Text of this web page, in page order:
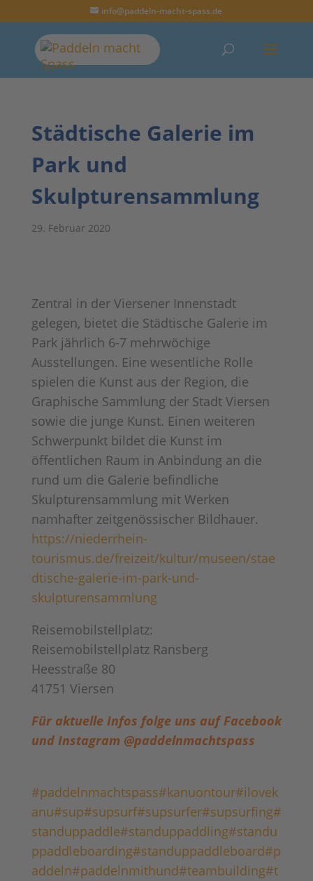
info@paddeln-macht-spass.de
Städtische Galerie im
Park und
Skulpturensammlung
29. Februar 2020
Zentral in der Viersener Innenstadt
gelegen, bietet die Städtische Galerie im
Park jährlich 6-7 mehrwöchige
Ausstellungen. Eine wesentliche Rolle
spielen die Kunst aus der Region, die
Graphische Sammlung der Stadt Viersen
sowie die junge Kunst. Einen weiteren
Schwerpunkt bildet die Kunst im
öffentlichen Raum in Anbindung an die
rund um die Galerie befindliche
Skulpturensammlung mit Werken
namhafter zeitgenössischer Bildhauer.
https://niederrhein-
tourismus.de/freizeit/kultur/museen/stae
dtische-galerie-im-park-und-
skulpturensammlung
Reisemobilstellplatz:
Reisemobilstellplatz Ransberg
Heesstraße 80
41751 Viersen
Für aktuelle Infos folge uns auf Facebook
und Instagram @paddelnmachtspass
#paddelnmachtspass#kanuontour#ilovek
anu#sup#supsurf#supsurfer#supsurfing#
standuppaddle#standuppaddling#standu
ppaddleboarding#standuppaddleboard#p
addeln#paddelnmithund#teambuilding#t